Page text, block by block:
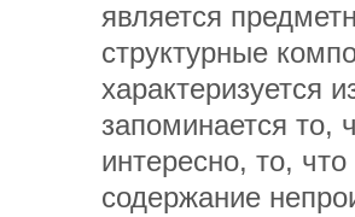
является
структурные
характеризуется
запоминается то,
интересно, то,
содержание